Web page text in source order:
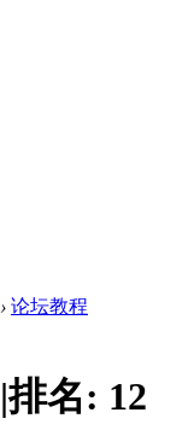
› 论坛教程
|排名: 12